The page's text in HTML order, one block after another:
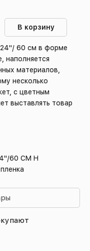
В корзину
24"/ 60 см в форме
наполняется
материалов,
несколько
с цветным
выставлять товар
60 CM H